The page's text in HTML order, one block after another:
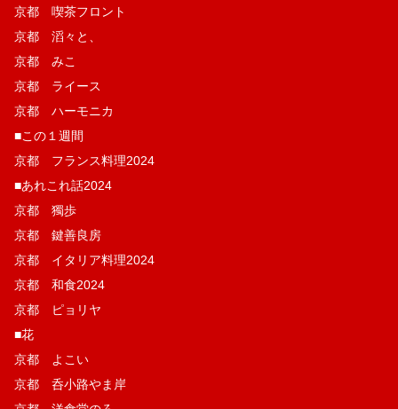
京都 喫茶フロント
京都 滔々と、
京都 みこ
京都 ライース
京都 ハーモニカ
■この１週間
京都 フランス料理2024
■あれこれ話2024
京都 獨歩
京都 鍵善良房
京都 イタリア料理2024
京都 和食2024
京都 ピョリヤ
■花
京都 よこい
京都 呑小路やま岸